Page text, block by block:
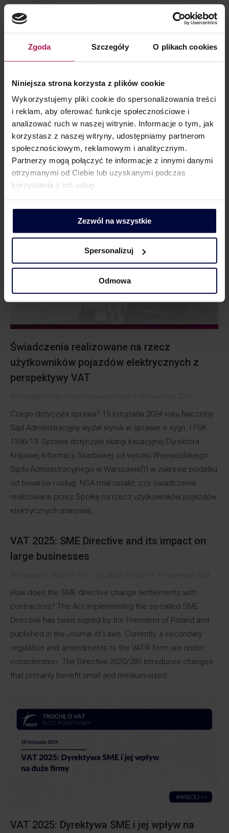
Zgoda Szczegóły O plikach cookies
Niniejsza strona korzysta z plików cookie
Wykorzystujemy pliki cookie do spersonalizowania treści
i reklam, aby oferować funkcje społecznościowe i
analizować ruch w naszej witrynie. Informacje o tym, jak
korzystasz z naszej witryny, udostępniamy partnerom
społecznościowym, reklamowym i analitycznym.
Partnerzy mogą połączyć te informacje z innymi danymi
otrzymanymi od Ciebie lub uzyskanymi podczas
korzystania z ich usług.
Zezwól na wszystkie
Spersonalizuj
Odmowa
Prawo do odliczenia VAT od wydatków na
zadania własne gminy
Bez kategorii ByMDDP 28 November 2024
Czego dotyczyła sprawa? Gmina wystąpiła o interpretację
podatkową dotyczącą VAT. Wskazała, że Zarząd Dróg i
Utrzymania Miasta (ZDiUM) administruje drogami
wewnętrznymi, w tym drogą A, na której planowane są
roboty budowlane. Część terenu A będzie wynajmowana na
cele gastronomiczne, a pod powierzchnią drogi znajduje się
parking podziemny, którego właścicielem jest gmina.
Parking został zbudowany na…
Świadczenia realizowane na rzecz
użytkowników pojazdów elektrycznych z
perspektywy VAT
Czego dotyczyła sprawa? 15 listopada 2024 roku Naczelny
Sąd Administracyjny wydał wyrok w sprawie o sygn. I FSK
1356/19. Sprawa dotyczyła skargi kasacyjnej Dyrektora
Krajowej Informacji Skarbowej od wyroku Wojewódzkiego
Sądu Administracyjnego w Warszawie[1] w zakresie podatku
od towarów i usług. NSA miał ustalić, czy świadczenia
realizowane przez Spółkę na rzecz użytkowników pojazdów
elektrycznych stanowią…
VAT 2025: SME Directive and its impact on
large businesses
How does the SME directive change settlements with
contractors? The Act implementing the so-called SME
Directive has been signed by the President of Poland and
published in the Journal of Laws. Currently, a secondary
regulation and amendments to the VAT-R form are under
consideration. The Directive 2020/285 introduces changes
that primarily benefit small and medium-sized…
VAT 2025: Dyrektywa SME i jej wpływ na